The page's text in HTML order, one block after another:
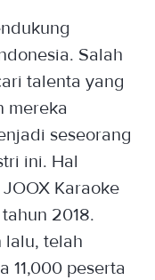
Salah
talenta yang
mereka
seseorang
ini. Hal
Karaoke
2018.
lalu, telah
11,000 peserta